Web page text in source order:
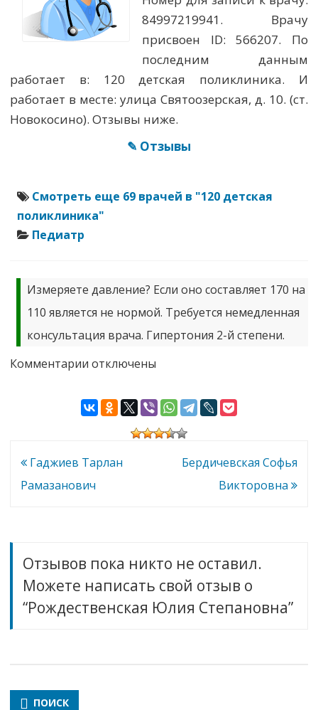
84997219941. Врачу
присвоен ID: 566207. По
последним данным
работает в: 120 детская поликлиника. И
работает в месте: улица Святоозерская, д. 10. (ст.
Новокосино). Отзывы ниже.
✎ Отзывы
Смотреть еще 69 врачей в "120 детская
поликлиника"
Педиатр
Измеряете давление? Если оно составляет 170 на
110 является не нормой. Требуется немедленная
консультация врача. Гипертония 2-й степени.
Комментарии к
Юлия
Степановна
отключены
Навигация
по
Гаджиев Тарлан
Рамазанович
Бердичевская Софья
Викторовна
Отзывов пока никто не оставил.
Можете написать свой отзыв о
“Рождественская Юлия Степановна”
ПОИСК